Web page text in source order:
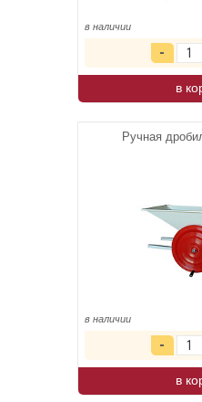
в наличии
в
Ручная
в наличии
в